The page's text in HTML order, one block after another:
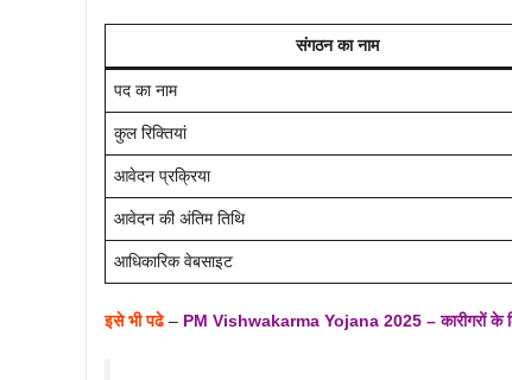
संगठन का नाम
पद का नाम
कुल रिक्तियां
आवेदन प्रक्रिया
आवेदन की अंतिम तिथि
आधिकारिक वेबसाइट
इसे भी पढे– PM Vishwakarma Yojana 2025 – कारीगरों के